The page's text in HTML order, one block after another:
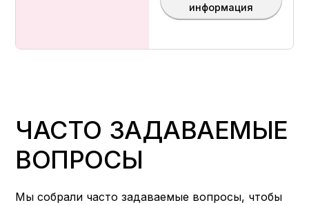
информация
ЧАСТО ЗАДАВАЕМЫЕ
ВОПРОСЫ
Мы собрали часто задаваемые вопросы, чтобы